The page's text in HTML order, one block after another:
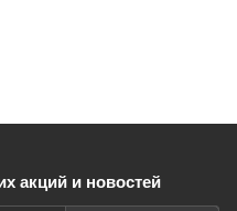
акций и новостей